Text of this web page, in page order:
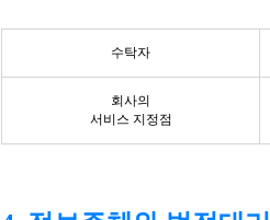
수탁자
회사의
서비스 지정점